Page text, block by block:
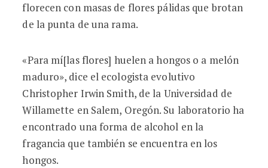
florecen con masas de flores pálidas que brotan
de la punta de una rama.
«Para mí[las flores] huelen a hongos o a melón
maduro», dice el ecologista evolutivo
Christopher Irwin Smith, de la Universidad de
Willamette en Salem, Oregón. Su laboratorio ha
encontrado una forma de alcohol en la
fragancia que también se encuentra en los
hongos.